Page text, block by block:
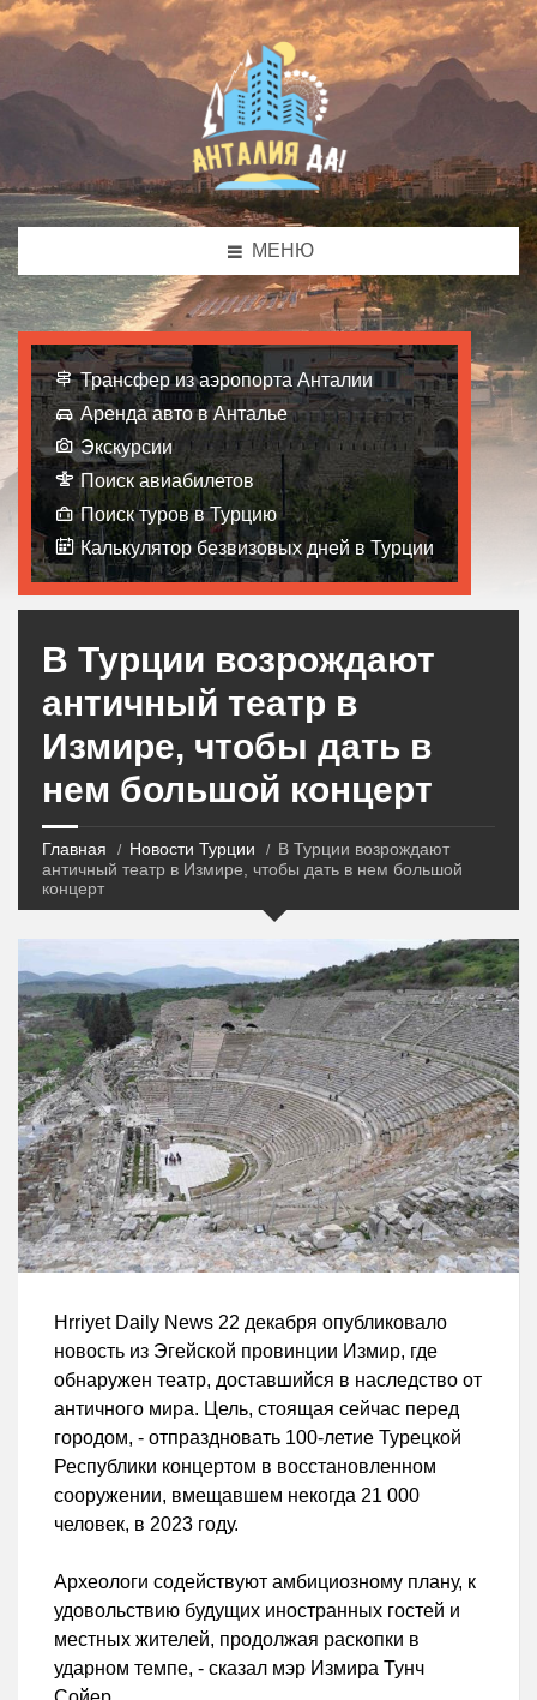
МЕНЮ
Трансфер из аэропорта Анталии
Аренда авто в Анталье
Экскурсии
Поиск авиабилетов
Поиск туров в Турцию
Калькулятор безвизовых дней в Турции
В Турции возрождают
античный театр в
Измире, чтобы дать в
нем большой концерт
Главная Новости Турции
В Турции возрождают
античный театр в Измире, чтобы дать в нем большой
концерт
Hrriyet Daily News 22 декабря опубликовало
новость из Эгейской провинции Измир, где
обнаружен театр, доставшийся в наследство от
античного мира. Цель, стоящая сейчас перед
городом, - отпраздновать 100-летие Турецкой
Республики концертом в восстановленном
сооружении, вмещавшем некогда 21 000
человек, в 2023 году.
Археологи содействуют амбициозному плану, к
удовольствию будущих иностранных гостей и
местных жителей, продолжая раскопки в
ударном темпе, - сказал мэр Измира Тунч